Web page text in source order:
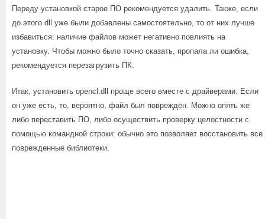
Переду установкой старое ПО рекомендуется удалить. Также, если
до этого dll уже были добавлены самостоятельно, то от них лучше
избавиться: наличие файлов может негативно повлиять на
установку. Чтобы можно было точно сказать, пропала ли ошибка,
рекомендуется перезагрузить ПК.
Итак, установить opencl.dll проще всего вместе с драйверами. Если
он уже есть, то, вероятно, файл был поврежден. Можно опять же
либо переставить ПО, либо осуществить проверку целостности с
помощью командной строки: обычно это позволяет восстановить все
поврежденные библиотеки.